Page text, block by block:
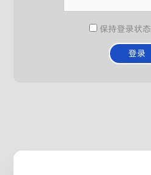
保持登录状态
登录